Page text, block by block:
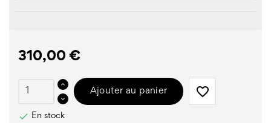
310,00 €
Ajouter au panier favorite_border
 En stock